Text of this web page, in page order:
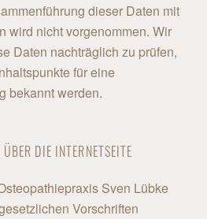
dieser Daten mit
wird nicht vorgenommen. Wir
Daten nachträglich zu prüfen,
für eine
bekannt werden.
DIE INTERNETSEITE
Sven Lübke
Vorschriften